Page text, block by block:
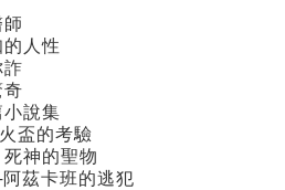
人性
詐
奇
小說集
盃的考驗
神的聖物
茲卡班的逃犯